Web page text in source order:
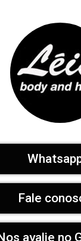
Fale
avalie no